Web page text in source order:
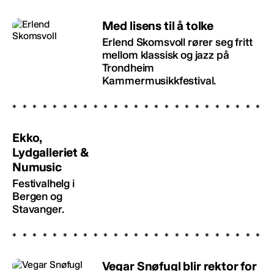
Med lisens til å tolke
Erlend Skomsvoll rører seg fritt
mellom klassisk og jazz på
Trondheim
Kammermusikkfestival.
Ekko,
Lydgalleriet &
Numusic
Festivalhelg i
Bergen og
Stavanger.
Vegar Snøfugl blir rektor for